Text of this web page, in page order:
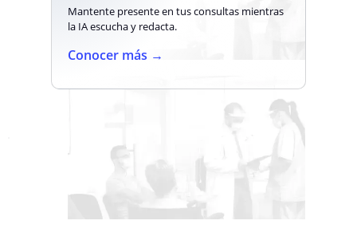
Mantente presente en tus consultas mientras
la IA escucha y redacta.
Conocer más →